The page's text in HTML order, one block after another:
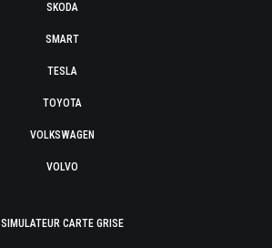
SKODA
SMART
TESLA
TOYOTA
VOLKSWAGEN
VOLVO
SIMULATEUR CARTE GRISE